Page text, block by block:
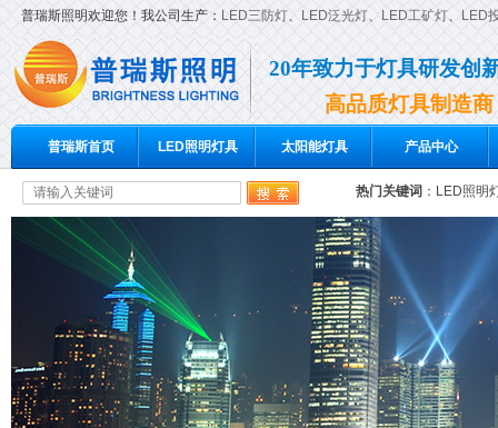
普瑞斯照明欢迎您！我公司生产： LED三防灯、 LED泛光灯、 LED工矿灯、 LED
20年致力于灯具研发创
高品质灯具制造商
普瑞斯首页 LED照明灯具 太阳能灯具 产品中心
热门关键词 ： LED照明